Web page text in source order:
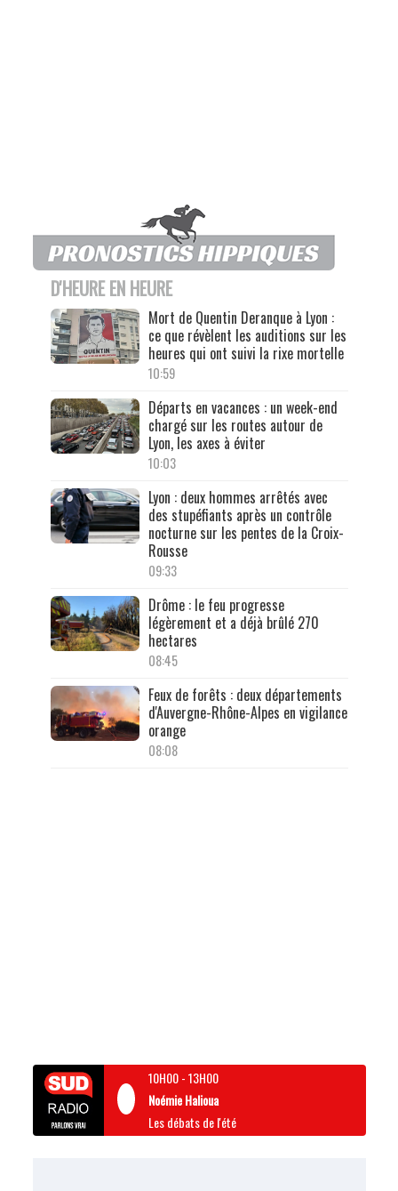
D'HEURE EN HEURE
Mort de Quentin Deranque à Lyon :
ce que révèlent les auditions sur les
heures qui ont suivi la rixe mortelle
10:59
Départs en vacances : un week-end
chargé sur les routes autour de
Lyon, les axes à éviter
10:03
Lyon : deux hommes arrêtés avec
des stupéfiants après un contrôle
nocturne sur les pentes de la Croix-
Rousse
09:33
Drôme : le feu progresse
légèrement et a déjà brûlé 270
hectares
08:45
Feux de forêts : deux départements
d'Auvergne-Rhône-Alpes en vigilance
orange
08:08
10H00-13H00
Noémie Halioua
Les débats de l'été